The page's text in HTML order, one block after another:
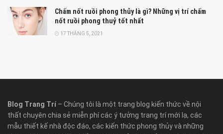
Chấm nốt ruồi phong thủy là gì? Những vị trí chấm
nốt ruồi phong thuỷ tốt nhất
17 THÁNG 5, 2021
Blog Trang Trí – Chúng tôi là một trang blog kiến thức về nội
thất chuyên chia sẻ miễn phí các ý tưởng trang trí mới lạ, các
mẫu thiết kế nhà độc đáo, các kiến thức phong thủy và những